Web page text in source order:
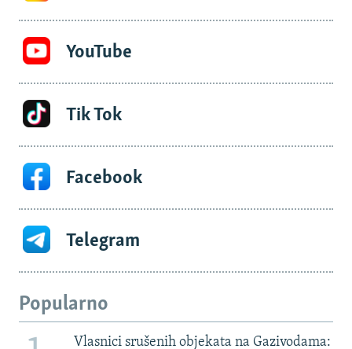
YouTube
Tik Tok
Facebook
Telegram
Popularno
Vlasnici srušenih objekata na Gazivodama: